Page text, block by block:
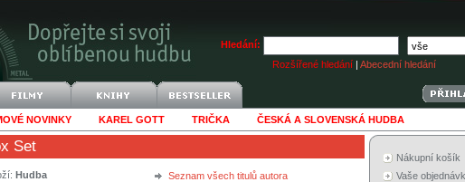
Hledání:
Rozšířené hledání | Abecední hledání
NOVINKY KAREL GOTT TRIČKA ČESKÁ A SLOVENSKÁ HUDBA
Set
Seznam všech titulů autora
Hudba
Nákupní košík
Vaše